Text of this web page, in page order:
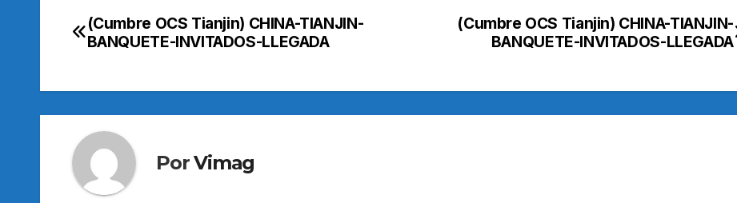
Navegación
entradas
(Cumbre OCS Tianjin) CHINA-TIANJIN-
BANQUETE-INVITADOS-LLEGADA
(Cumbre OCS Tianjin) CHINA-TIANJIN-
BANQUETE-INVITADOS-LLEGADA
PorVimag